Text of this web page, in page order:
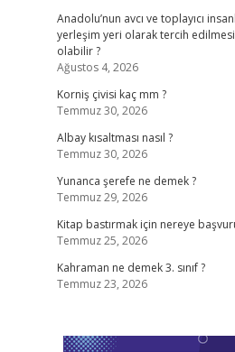
Anadolu’nun avcı ve toplayıcı
yerleşim yeri olarak tercih
olabilir ?
Ağustos 4, 2026
Korniş çivisi kaç mm ?
Temmuz 30, 2026
Albay kısaltması nasıl ?
Temmuz 30, 2026
Yunanca şerefe ne demek ?
Temmuz 29, 2026
Kitap bastırmak için nereye
Temmuz 25, 2026
Kahraman ne demek 3. sınıf ?
Temmuz 23, 2026